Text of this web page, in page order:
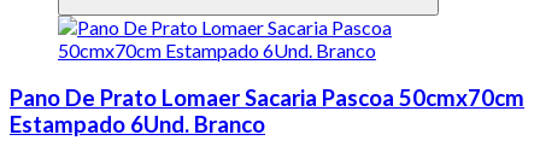
Pano De Prato Lomaer Sacaria Pascoa 50cmx70cm
Estampado 6Und. Branco